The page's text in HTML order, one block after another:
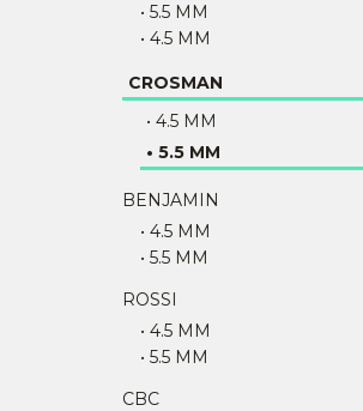
• 5.5 MM
• 4.5 MM
CROSMAN
• 4.5 MM
• 5.5 MM
BENJAMIN
• 4.5 MM
• 5.5 MM
ROSSI
• 4.5 MM
• 5.5 MM
CBC